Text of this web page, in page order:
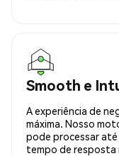
Smooth e
A experiência de
máxima. Nosso
pode processar até
tempo de resposta